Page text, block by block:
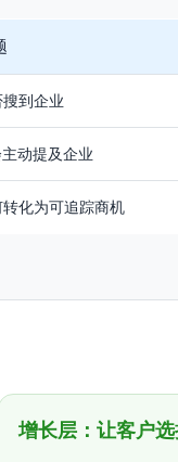
到企业
动提及企业
化为可追踪商机
增长层：让客户